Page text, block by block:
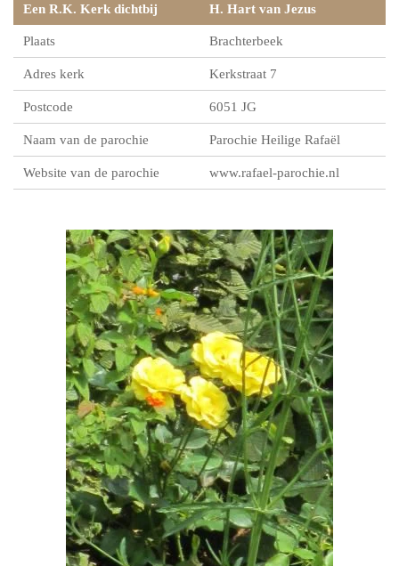
Een R.K. Kerk dichtbij H. Hart van Jezus
Plaats Brachterbeek
Adres kerk Kerkstraat 7
Postcode 6051 JG
Naam van de parochie Parochie Heilige Rafaël
Website van de parochie www.rafael-parochie.nl